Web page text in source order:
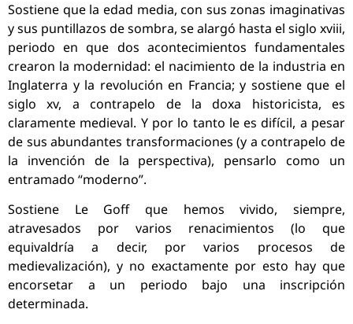
Sostiene que la edad media, con sus zonas imaginativas
y sus puntillazos de sombra, se alargó hasta el siglo xviii,
periodo en que dos acontecimientos fundamentales
crearon la modernidad: el nacimiento de la industria en
Inglaterra y la revolución en Francia; y sostiene que el
siglo xv, a contrapelo de la doxa historicista, es
claramente medieval. Y por lo tanto le es difícil, a pesar
de sus abundantes transformaciones (y a contrapelo de
la invención de la perspectiva), pensarlo como un
entramado “moderno”.
Sostiene Le Goff que hemos vivido, siempre,
atravesados por varios renacimientos (lo que
equivaldría a decir, por varios procesos de
medievalización), y no exactamente por esto hay que
encorsetar a un periodo bajo una inscripción
determinada.